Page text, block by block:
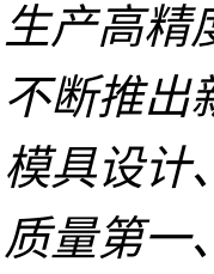
生产高精
不断推出
模具设计
质量第一